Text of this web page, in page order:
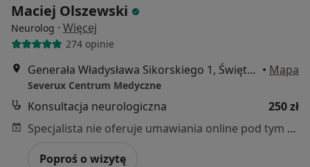
Maciej Olszewski
Neurolog · Więcej
274 opinie
Generała Władysława Sikorskiego 1, Świętochłowice • Mapa
Severux Centrum Medyczne
Konsultacja neurologiczna
250 zł
Specjalista nie oferuje umawiania online pod tym adresem.
Poproś o wizytę